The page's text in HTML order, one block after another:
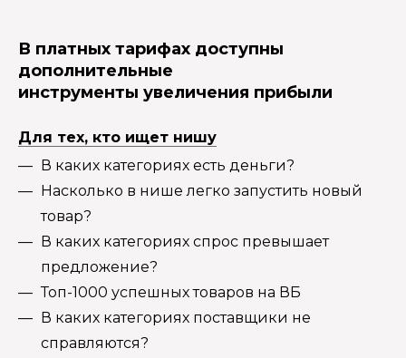
В платных тарифах доступны
дополнительные
инструменты увеличения прибыли
Для тех, кто ищет нишу
В каких категориях есть деньги?
Насколько в нише легко запустить новый
товар?
В каких категориях спрос превышает
предложение?
Топ-1000 успешных товаров на ВБ
В каких категориях поставщики не
справляются?